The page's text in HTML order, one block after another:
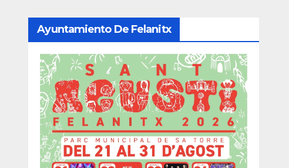
Ayuntamiento De Felanitx